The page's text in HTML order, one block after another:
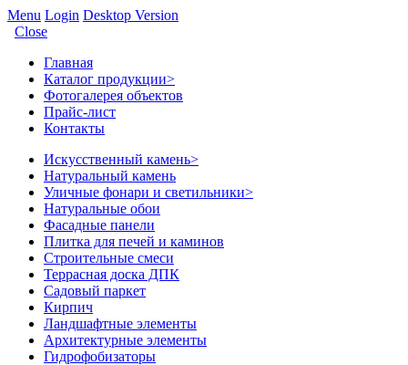
Menu Login Desktop Version
Close
Главная
Каталог продукции>
Фотогалерея объектов
Прайс-лист
Контакты
Искусственный камень>
Натуральный камень
Уличные фонари и светильники>
Натуральные обои
Фасадные панели
Плитка для печей и каминов
Строительные смеси
Террасная доска ДПК
Садовый паркет
Кирпич
Ландшафтные элементы
Архитектурные элементы
Гидрофобизаторы